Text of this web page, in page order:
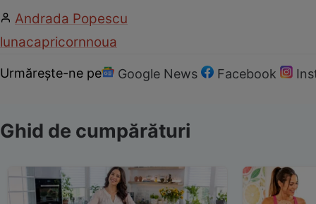
Andrada Popescu
lunacapricornnoua
Urmărește-ne pe Google News Facebook
Ghid de cumpărături